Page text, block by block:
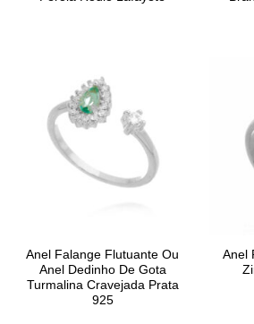
Anel Falange Flutuante Ou
Anel Dedinho De Gota
Turmalina Cravejada Prata
925
Anel